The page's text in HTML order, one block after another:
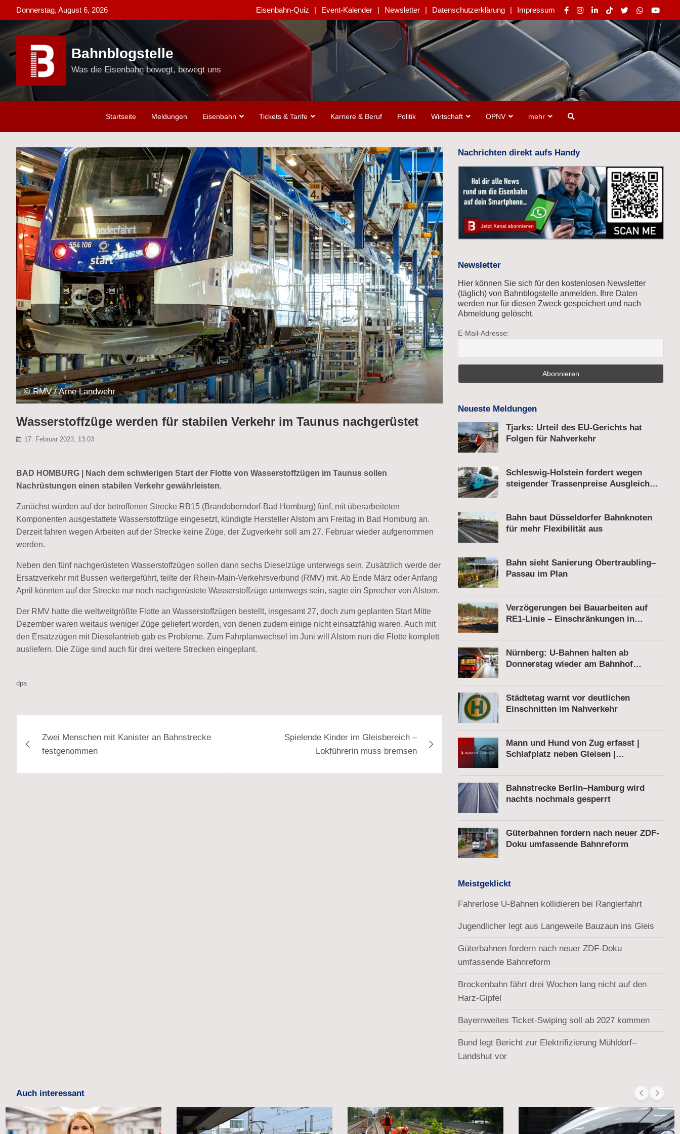
to
content
Donnerstag, August 6, 2026 Eisenbahn-Quiz Event-Kalender Newsletter Datenschutzerklärung Impressum
Bahnblogstelle
Was die Eisenbahn bewegt, bewegt uns
Startseite Meldungen Eisenbahn Tickets & Tarife Karriere & Beruf Politik Wirtschaft ÖPNV mehr
© RMV / Arne Landwehr
Wasserstoffzüge werden für stabilen Verkehr im Taunus nachgerüstet
17. Februar 2023, 13:03
BAD HOMBURG | Nach dem schwierigen Start der Flotte von Wasserstoffzügen im Taunus sollen
Nachrüstungen einen stabilen Verkehr gewährleisten.
Zunächst würden auf der betroffenen Strecke RB15 (Brandoberndorf-Bad Homburg) fünf, mit überarbeiteten
Komponenten ausgestattete Wasserstoffzüge eingesetzt, kündigte Hersteller Alstom am Freitag in Bad Homburg an.
Derzeit fahren wegen Arbeiten auf der Strecke keine Züge, der Zugverkehr soll am 27. Februar wieder aufgenommen
werden.
Neben den fünf nachgerüsteten Wasserstoffzügen sollen dann sechs Dieselzüge unterwegs sein. Zusätzlich werde der
Ersatzverkehr mit Bussen weitergeführt, teilte der Rhein-Main-Verkehrsverbund (RMV) mit. Ab Ende März oder Anfang
April könnten auf der Strecke nur noch nachgerüstete Wasserstoffzüge unterwegs sein, sagte ein Sprecher von Alstom.
Der RMV hatte die weltweitgrößte Flotte an Wasserstoffzügen bestellt, insgesamt 27, doch zum geplanten Start Mitte
Dezember waren weitaus weniger Züge geliefert worden, von denen zudem einige nicht einsatzfähig waren. Auch mit
den Ersatzzügen mit Dieselantrieb gab es Probleme. Zum Fahrplanwechsel im Juni will Alstom nun die Flotte komplett
ausliefern. Die Züge sind auch für drei weitere Strecken eingeplant.
dpa
Zwei Menschen mit Kanister an Bahnstrecke
festgenommen
Spielende Kinder im Gleisbereich –
Lokführerin muss bremsen
Nachrichten direkt aufs Handy
Newsletter
Hier können Sie sich für den kostenlosen Newsletter
(täglich) von Bahnblogstelle anmelden. Ihre Daten
werden nur für diesen Zweck gespeichert und nach
Abmeldung gelöscht.
E-Mail-Adresse:
Neueste Meldungen
Tjarks: Urteil des EU-Gerichts hat
Folgen für Nahverkehr
Schleswig-Holstein fordert wegen
steigender Trassenpreise Ausgleich
Bahn baut Düsseldorfer Bahnknoten
für mehr Flexibilität aus
Bahn sieht Sanierung Obertraubling–
Passau im Plan
Verzögerungen bei Bauarbeiten auf
RE1-Linie – Einschränkungen in
Nürnberg: U-Bahnen halten ab
Donnerstag wieder am Bahnhof
Städtetag warnt vor deutlichen
Einschnitten im Nahverkehr
Mann und Hund von Zug erfasst |
Schlafplatz neben Gleisen |
Fußgänger
Bahnstrecke Berlin–Hamburg wird
nachts nochmals gesperrt
Güterbahnen fordern nach neuer ZDF-
Doku umfassende Bahnreform
Meistgeklickt
Fahrerlose U-Bahnen kollidieren bei Rangierfahrt
Jugendlicher legt aus Langeweile Bauzaun ins Gleis
Güterbahnen fordern nach neuer ZDF-Doku
umfassende Bahnreform
Brockenbahn fährt drei Wochen lang nicht auf den
Harz-Gipfel
Bayernweites Ticket-Swiping soll ab 2027 kommen
Bund legt Bericht zur Elektrifizierung Mühldorf–
Landshut vor
Auch interessant